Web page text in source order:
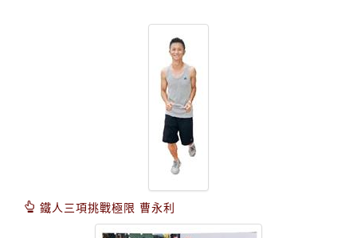
鐵人三項挑戰極限 曹永利